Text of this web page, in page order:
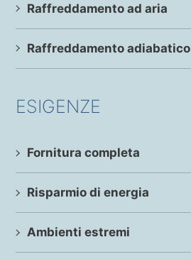
Raffreddamento ad aria
Raffreddamento adiabatico
ESIGENZE
Fornitura completa
Risparmio di energia
Ambienti estremi